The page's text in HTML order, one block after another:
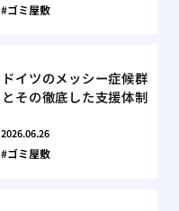
ゴミ屋敷
ドイツのメッシー症候群
とその徹底した支援体制
2026.06.26
ゴミ屋敷